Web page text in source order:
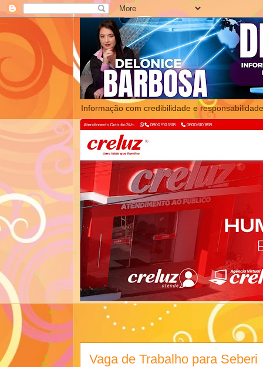
Informação com credibilidade e
Vaga de Trabalho para Seberi